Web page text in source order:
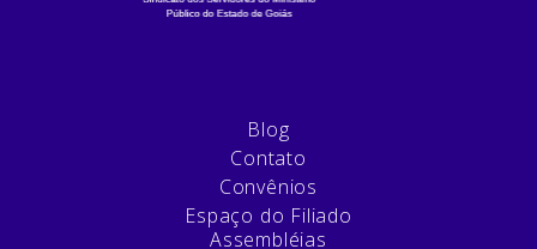
Blog
Contato
Convênios
Espaço do Filiado
Assembléias